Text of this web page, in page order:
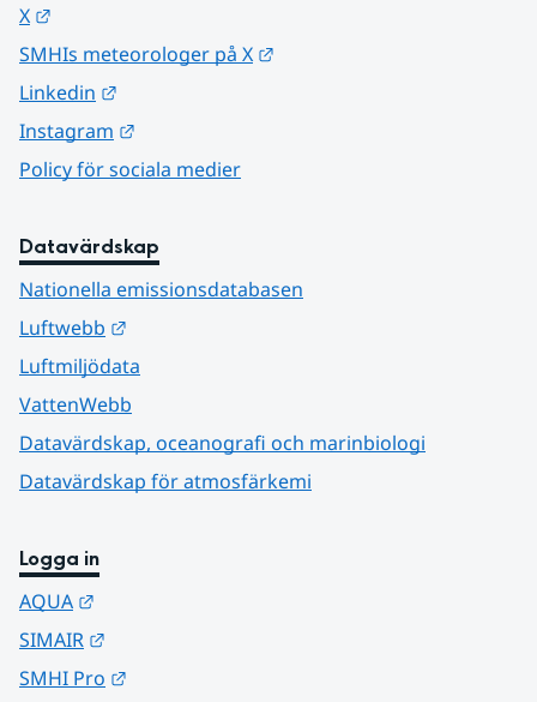
X
SMHIs meteorologer på X
Linkedin
Instagram
Policy för sociala medier
Datavärdskap
Nationella emissionsdatabasen
Luftwebb
Luftmiljödata
VattenWebb
Datavärdskap, oceanografi och marinbiologi
Datavärdskap för atmosfärkemi
Logga in
AQUA
SIMAIR
SMHI Pro